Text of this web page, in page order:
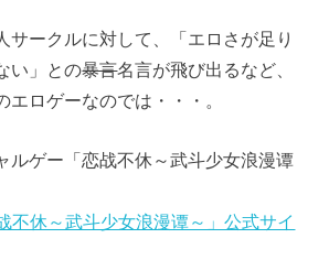
サークルに対して、「エロさが足り
い」との暴言名言が飛び出るなど、
エロゲーなのでは・・・。
ルゲー「恋战不休～武斗少女浪漫谭
不休～武斗少女浪漫谭～」公式サイ